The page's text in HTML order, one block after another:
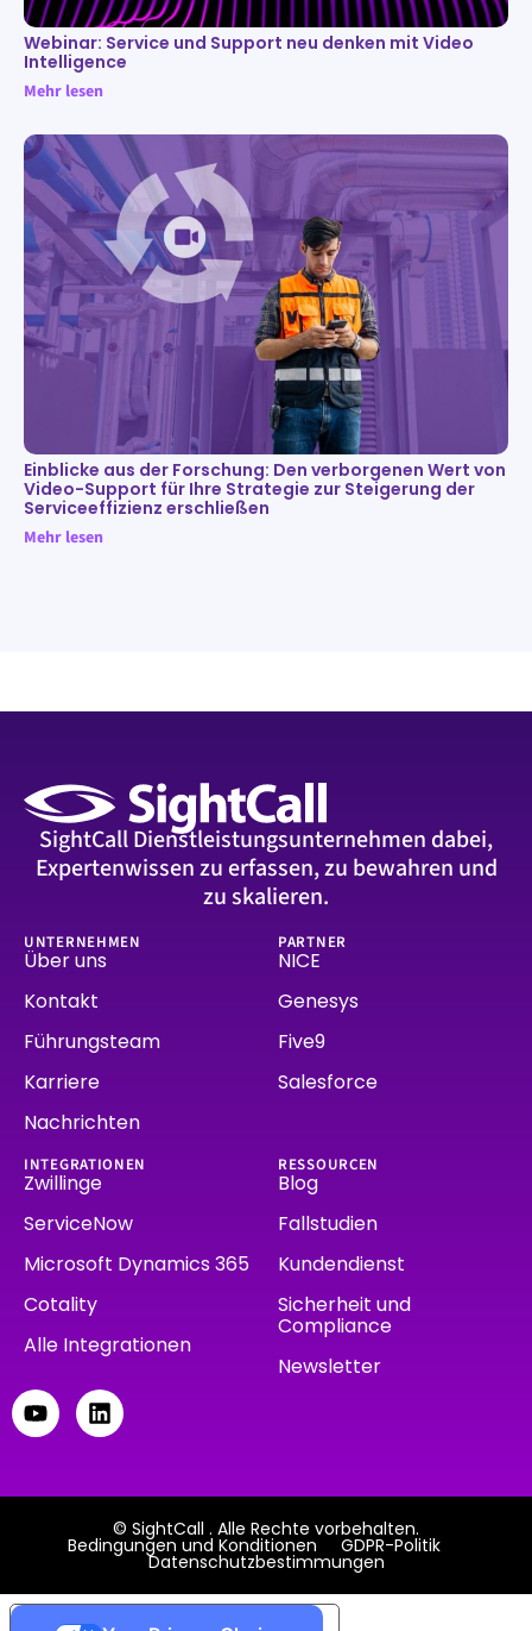
Webinar: Service und Support neu denken mit Video
Intelligence
Mehr lesen
Einblicke aus der Forschung: Den verborgenen Wert von
Video-Support für Ihre Strategie zur Steigerung der
Serviceeffizienz erschließen
Mehr lesen
SightCall Dienstleistungsunternehmen dabei,
Expertenwissen zu erfassen, zu bewahren und
zu skalieren.
UNTERNEHMEN
Über uns
Kontakt
Führungsteam
Karriere
Nachrichten
PARTNER
NICE
Genesys
Five9
Salesforce
INTEGRATIONEN
Zwillinge
ServiceNow
Microsoft Dynamics 365
Cotality
Alle Integrationen
RESSOURCEN
Blog
Fallstudien
Kundendienst
Sicherheit und
Compliance
Newsletter
© SightCall . Alle Rechte vorbehalten.
Bedingungen und Konditionen GDPR-Politik
Datenschutzbestimmungen